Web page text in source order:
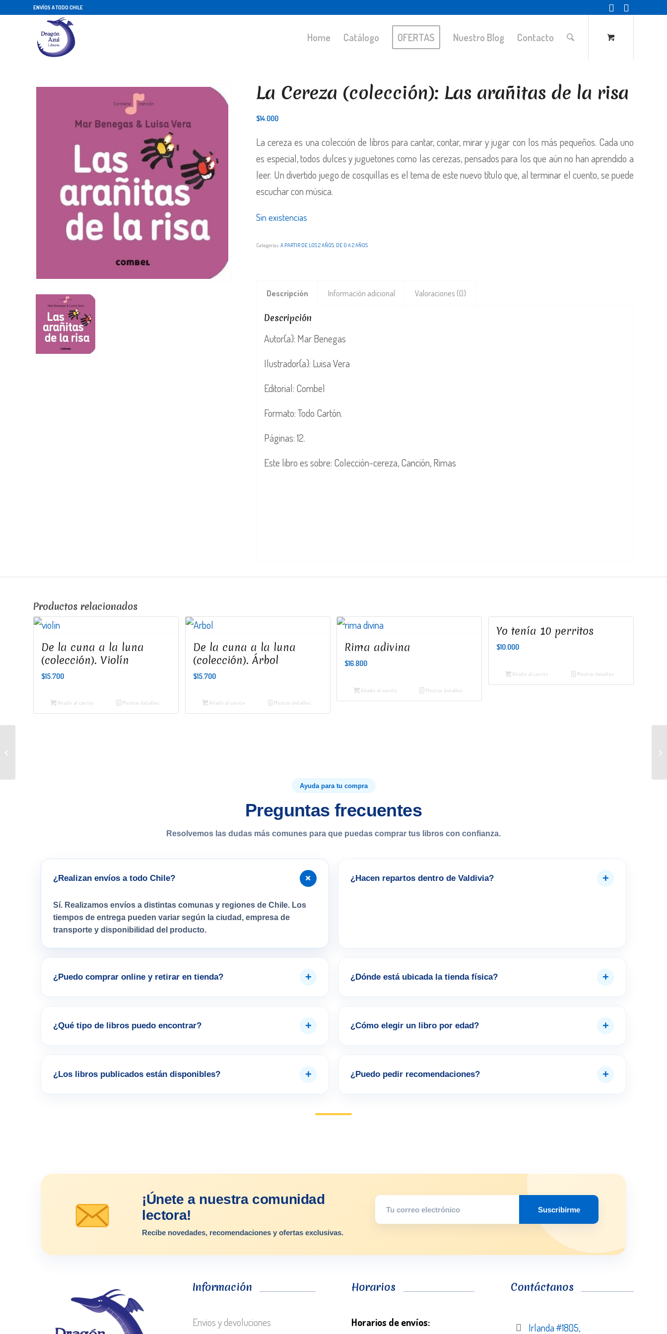
ENVÍOS A TODO CHILE
Home Catálogo OFERTAS Nuestro Blog Contacto
La Cereza (colección): Las arañitas de la risa
$14.000
La cereza es una colección de libros para cantar, contar, mirar y jugar con los más pequeños. Cada uno
es especial, todos dulces y juguetones como las cerezas, pensados para los que aún no han aprendido a
leer. Un divertido juego de cosquillas es el tema de este nuevo título que, al terminar el cuento, se puede
escuchar con música.
Sin existencias
Categorías:A PARTIR DE LOS 2 AÑOS DE 0 A 2 AÑOS
Descripción Información adicional Valoraciones (0)
Descripción
Autor(a): Mar Benegas
Ilustrador(a): Luisa Vera
Editorial: Combel
Formato: Todo Cartón.
Páginas: 12.
Este libro es sobre: Colección-cereza, Canción, Rimas
Productos relacionados
De la cuna a la luna
(colección). Violín
$15.700
Añadir al carrito Mostrar detalles
De la cuna a la luna
(colección). Árbol
$15.700
Añadir al carrito Mostrar detalles
Rima adivina
$16.800
Añadir al carrito Mostrar detalles
Yo tenía 10 perritos
$10.000
Añadir al carrito Mostrar detalles
Ayuda para tu compra
Preguntas frecuentes
Resolvemos las dudas más comunes para que puedas comprar tus libros con confianza.
¿Realizan envíos a todo Chile? +
Sí. Realizamos envíos a distintas comunas y regiones de Chile. Los
tiempos de entrega pueden variar según la ciudad, empresa de
transporte y disponibilidad del producto.
¿Hacen repartos dentro de Valdivia? +
¿Puedo comprar online y retirar en tienda? + ¿Dónde está ubicada la tienda física? +
¿Qué tipo de libros puedo encontrar? + ¿Cómo elegir un libro por edad? +
¿Los libros publicados están disponibles? + ¿Puedo pedir recomendaciones? +
¡Únete a nuestra comunidad
lectora!
Recibe novedades, recomendaciones y ofertas exclusivas.
Suscribirme
Información
Envios y devoluciones
Horarios
Horarios de envíos:
Contáctanos
Irlanda #1805,